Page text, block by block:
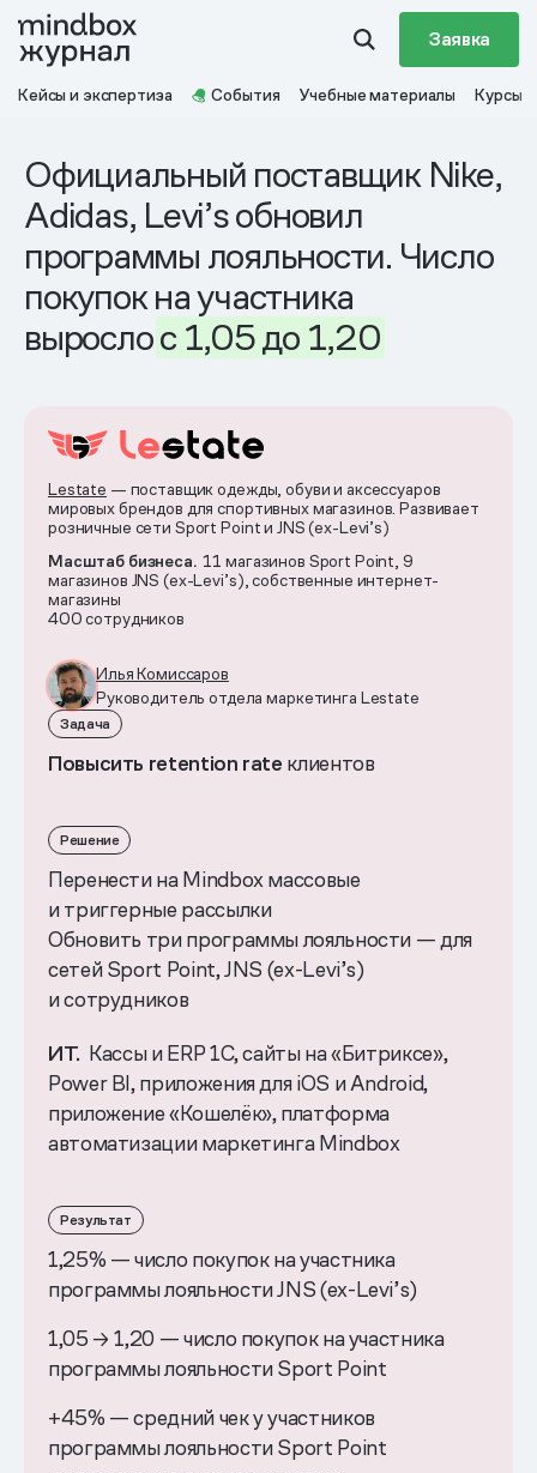
Заявка
Кейсы и экспертиза События Учебные материалы Курсы
Официальный поставщик Nike,
Adidas, Levi’s обновил
программы лояльности. Число
покупок на участника
вырослос 1,05до 1,20
Lestate — поставщик одежды, обуви и аксессуаров
мировых брендов для спортивных магазинов. Развивает
розничные сети Sport Point и JNS (ex-Levi’s)
Масштаб бизнеса.11 магазинов Sport Point, 9
магазинов JNS (ex-Levi’s), собственные интернет-
магазины
400 сотрудников
Илья Комиссаров
Руководитель отдела маркетинга Lestate
Задача
Повысить retention rate клиентов
Решение
Перенести на Mindbox массовые
и триггерные рассылки
Обновить три программы лояльности — для
сетей Sport Point, JNS (ex-Levi’s)
и сотрудников
ИТ. Кассы и ERP 1С, сайты на «Битриксе»,
Power BI, приложения для iOS и Android,
приложение «Кошелёк», платформа
автоматизации маркетинга Mindbox
Результат
1,25% — число покупок на участника
программы лояльности JNS (ex-Levi’s)
1,05 → 1,20 — число покупок на участника
программы лояльности Sport Point
+45% — средний чек у участников
программы лояльности Sport Point